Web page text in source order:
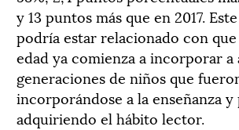
y 13 puntos más que en 2017.
podría estar relacionado con
edad ya comienza a incorporar a
generaciones de niños que
incorporándose a la enseñanza
adquiriendo el hábito lector.